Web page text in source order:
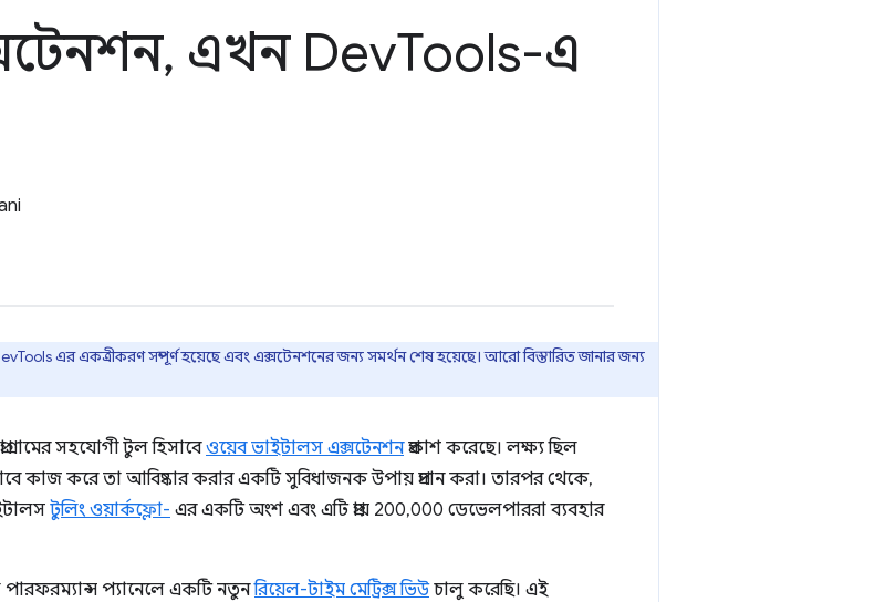
, এখন DevTools-এ
এর একত্রীকরণ সম্পূর্ণ হয়েছে এবং এক্সটেনশনের জন্য সমর্থন শেষ হয়েছে। আরো বিস্তারিত জানার জন্য
সহযোগী টুল হিসাবেওয়েব ভাইটালস এক্সটেনশনপ্রকাশ করেছে। লক্ষ্য ছিল
কাজ করে তা আবিষ্কার করার একটি সুবিধাজনক উপায় প্রদান করা। তারপর থেকে,
টুলিং ওয়ার্কফ্লো- এর একটি অংশ এবং এটি প্রায় 200,000 ডেভেলপাররা ব্যবহার
পারফরম্যান্স প্যানেলে একটি নতুনরিয়েল-টাইম মেট্রিক্স ভিউচালু করেছি। এই